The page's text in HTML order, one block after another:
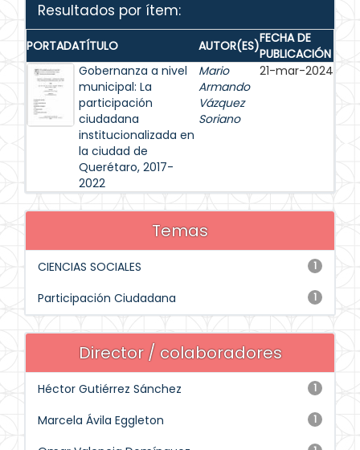
Resultados por ítem:
PORTADATÍTULO AUTOR(ES)FECHA DE
PUBLICACIÓN
Gobernanza a nivel
municipal: La
participación
ciudadana
institucionalizada en
la ciudad de
Querétaro, 2017-
2022
Mario
Armando
Vázquez
Soriano
21-mar-2024
Temas
1
CIENCIAS SOCIALES
1
Participación Ciudadana
Director / colaboradores
1
Héctor Gutiérrez Sánchez
1
Marcela Ávila Eggleton